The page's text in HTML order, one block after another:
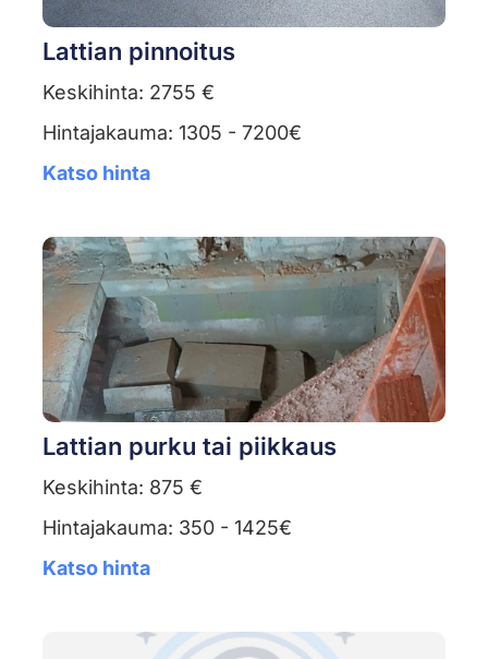
Lattian pinnoitus
Keskihinta: 2755 €
Hintajakauma: 1305 - 7200€
Katso hinta
Lattian purku tai piikkaus
Keskihinta: 875 €
Hintajakauma: 350 - 1425€
Katso hinta